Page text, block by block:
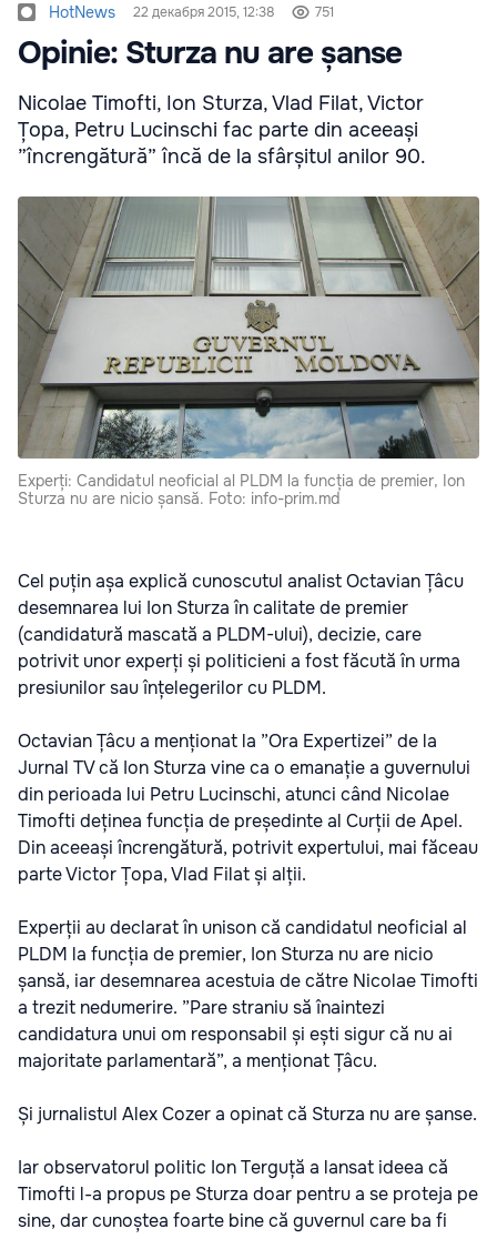
HotNews 22 декабря 2015, 12:38 751
Opinie: Sturza nu are șanse
Nicolae Timofti, Ion Sturza, Vlad Filat, Victor
Țopa, Petru Lucinschi fac parte din aceeași
”încrengătură” încă de la sfârșitul anilor 90.
Experți: Сandidatul neoficial al PLDM la funcția de premier, Ion
Sturza nu are nicio șansă. Foto: info-prim.md
Cel puțin așa explică cunoscutul analist Octavian Țâcu
desemnarea lui Ion Sturza în calitate de premier
(candidatură mascată a PLDM-ului), decizie, care
potrivit unor experți și politicieni a fost făcută în urma
presiunilor sau înțelegerilor cu PLDM.
Octavian Țâcu a menționat la ”Ora Expertizei” de la
Jurnal TV că Ion Sturza vine ca o emanație a guvernului
din perioada lui Petru Lucinschi, atunci când Nicolae
Timofti deținea funcția de președinte al Curții de Apel.
Din aceeași încrengătură, potrivit expertului, mai făceau
parte Victor Țopa, Vlad Filat și alții.
Experții au declarat în unison că candidatul neoficial al
PLDM la funcția de premier, Ion Sturza nu are nicio
șansă, iar desemnarea acestuia de către Nicolae Timofti
a trezit nedumerire. ”Pare straniu să înaintezi
candidatura unui om responsabil și ești sigur că nu ai
majoritate parlamentară”, a menționat Țâcu.
Și jurnalistul Alex Cozer a opinat că Sturza nu are șanse.
Iar observatorul politic Ion Terguță a lansat ideea că
Timofti l-a propus pe Sturza doar pentru a se proteja pe
sine, dar cunoștea foarte bine că guvernul care ba fi